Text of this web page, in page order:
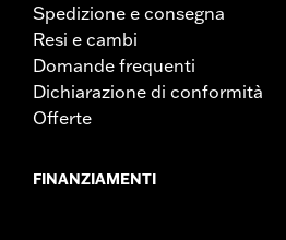
Spedizione e consegna
Resi e cambi
Domande frequenti
Dichiarazione di conformità
Offerte
FINANZIAMENTI